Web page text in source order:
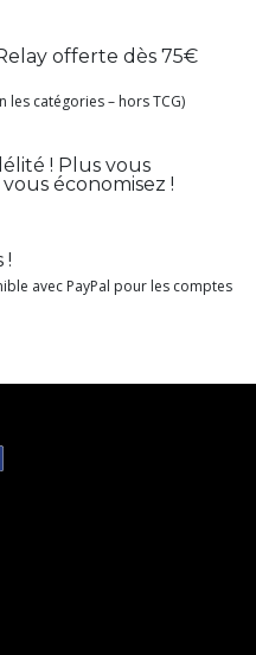
offerte dès 75€
les catégories – hors TCG)
! Plus vous
économisez !
!
avec PayPal pour les comptes